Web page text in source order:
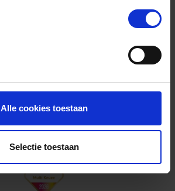
Alle cookies toestaan
Selectie toestaan